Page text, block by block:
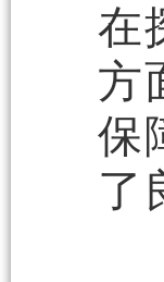
在
方
保
了